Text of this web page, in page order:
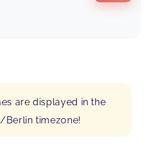
are displayed in the
Berlin timezone!